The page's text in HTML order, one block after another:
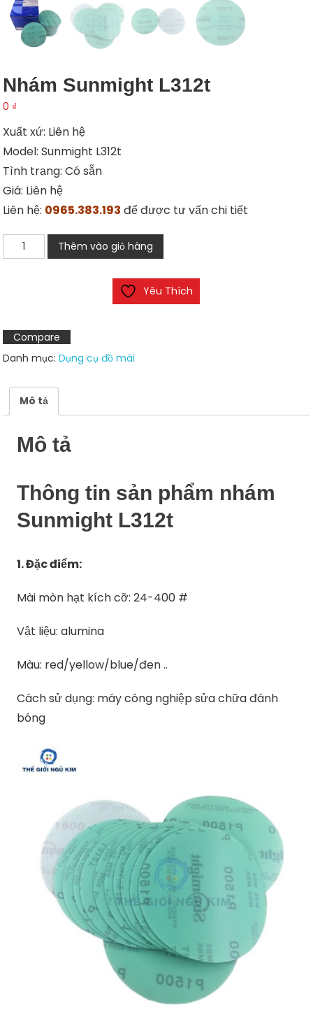
Nhám Sunmight L312t
0 ₫
Xuất xứ: Liên hệ
Model: Sunmight L312t
Tình trạng: Có sẵn
Giá: Liên hệ
Liên hệ: 0965.383.193 để được tư vấn chi tiết
Nhám
Sunmight
Thêm vào giỏ hàng
Yêu Thích
Compare
Danh mục:Dụng cụ đồ mài
Mô tả
Mô tả
Thông tin sản phẩm nhám
Sunmight L312t
1. Đặc điểm:
Mài mòn hạt kích cỡ: 24-400 #
Vật liệu: alumina
Màu: red/yellow/blue/đen ..
Cách sử dụng: máy công nghiệp sửa chữa đánh
bóng